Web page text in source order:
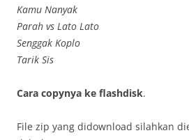
Kamu Nanyak
Parah vs Lato Lato
Senggak Koplo
Tarik Sis
Cara copynya ke flashdisk.
File zip yang didownload silahkan